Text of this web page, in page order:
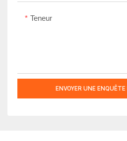
Teneur
ENVOYER UNE